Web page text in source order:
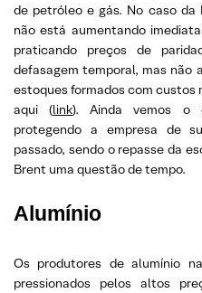
de petróleo e gás. No caso da
não está aumentando
praticando preços de
defasagem temporal, mas não
estoques formados com custos
aqui (link). Ainda vemos o
protegendo a empresa de
passado, sendo o repasse da
Brent uma questão de tempo.
Alumínio
Os produtores de alumínio
pressionados pelos altos